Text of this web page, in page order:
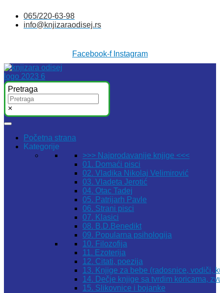
sadržaj
065/220-63-98
info@knjizaraodisej.rs
Facebook-f Instagram
Pretraga
×
Početna strana
Kategorije
>>> Najprodavanije knjige <<<
01. Domaći pisci
02. Vladika Nikolaj Velimirović
03. Vladeta Jerotić
04. Otac Tadej
05. Patrijarh Pavle
06. Strani pisci
07. Klasici
08. B.D.Benedikt
09. Popularna psihologija
10. Filozofija
11. Ezoterija
12. Citati, poezija
13. Knjige za bebe (radosnice, vodiči,
14. Dečje knjige sa tvrdim koricama,
15. Slikovnice i bojanke